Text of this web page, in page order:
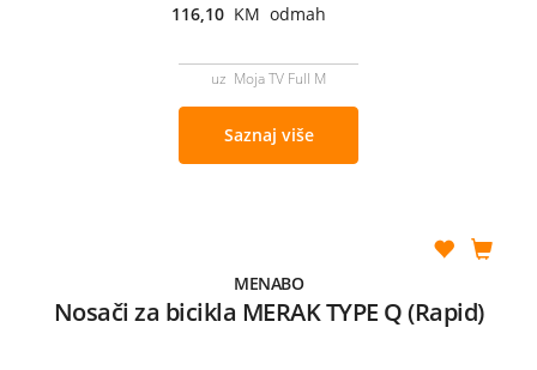
116,10 KM odmah
uz Moja TV Full M
Saznaj više
MENABO
Nosači za bicikla MERAK TYPE Q (Rapid)